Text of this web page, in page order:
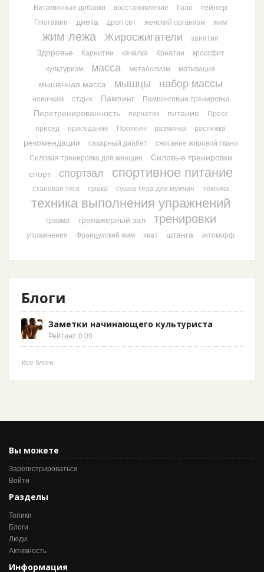
Витаминные добавки
восстановление Гало гейнер
Глютамин диета дроп сет женский организм жим
жим лежа Жиросжигатели занятия
Здоровье Карнитин качалка Креатин
кроссфит
культуризм
масса метаболизм мотивация
мышечная масса мышцы набор массы
новичкам отдых Пампинг Пампинговые тренировки
Перетренированность перчатки питание
Пресс
присед
приседание Протеин разминка растяжка
рекомендации сахарный диабет
сжигание жировой ткани
Силовая тренировка для женщин
Силовые тренировки
спорт
спортзал спортивное питание
становая тяга сушка сушка тела для мужчин техника
техника выполнения упражнений
травма тренажерный зал тренировки
упражнения Французский жим хват штанга эктоморф
Блоги
Заметки начинающего культуриста
Рейтинг: 0.00
Все блоги
Вы можете
Зарегистрироваться
Войти
Разделы
Топики
Блоги
Люди
Активность
Информация